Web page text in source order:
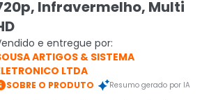
Infravermelho, Multi
e entregue por:
ARTIGOS & SISTEMA
LTDA
SOBRE O PRODUTO Resumo gerado por IA